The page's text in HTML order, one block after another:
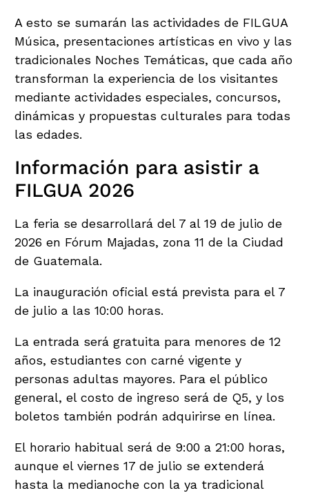
A esto se sumarán las actividades de FILGUA
Música, presentaciones artísticas en vivo y las
tradicionales Noches Temáticas, que cada año
transforman la experiencia de los visitantes
mediante actividades especiales, concursos,
dinámicas y propuestas culturales para todas
las edades.
Información para asistir a
FILGUA 2026
La feria se desarrollará del 7 al 19 de julio de
2026 en Fórum Majadas, zona 11 de la Ciudad
de Guatemala.
La inauguración oficial está prevista para el 7
de julio a las 10:00 horas.
La entrada será gratuita para menores de 12
años, estudiantes con carné vigente y
personas adultas mayores. Para el público
general, el costo de ingreso será de Q5, y los
boletos también podrán adquirirse en línea.
El horario habitual será de 9:00 a 21:00 horas,
aunque el viernes 17 de julio se extenderá
hasta la medianoche con la ya tradicional